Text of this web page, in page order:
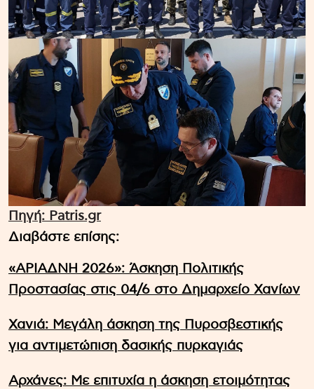
Πηγή: Patris.gr
Διαβάστε επίσης:
«ΑΡΙΑΔΝΗ 2026»: Άσκηση Πολιτικής
Προστασίας στις 04/6 στο Δημαρχείο Χανίων
Χανιά: Μεγάλη άσκηση της Πυροσβεστικής
για αντιμετώπιση δασικής πυρκαγιάς
Αρχάνες: Mε επιτυχία η άσκηση ετοιμότητας